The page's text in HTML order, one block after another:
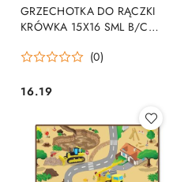
GRZECHOTKA DO RĄCZKI
KRÓWKA 15X16 SML B/C
(0)
Cena:
16.19